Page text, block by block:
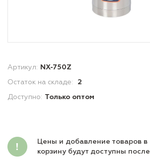
Артикул: NX-750Z
Остаток на складе: 2
Доступно: Только оптом
Цены и добавление товаров в
корзину будут доступны после